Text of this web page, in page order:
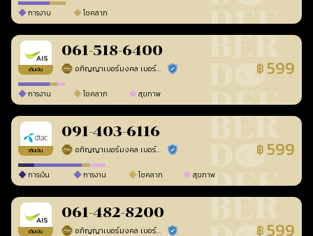
การงาน โชคลาภ
เติมเงิน
061-518-6400
อภิญญาเบอร์มงคล เบอร์สวยเลขศาสตร์ ร้านยืนยันแล้ว ฿ 599
การงาน โชคลาภ สุขภาพ
เติมเงิน
091-403-6116
อภิญญาเบอร์มงคล เบอร์สวยเลขศาสตร์ ร้านยืนยันแล้ว ฿ 599
การเงิน การงาน โชคลาภ สุขภาพ
เติมเงิน
061-482-8200
อภิญญาเบอร์มงคล เบอร์สวยเลขศาสตร์ ร้านยืนยันแล้ว ฿ 599